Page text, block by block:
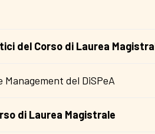
del Corso di Laurea
del DiSPeA
di Laurea Magistrale